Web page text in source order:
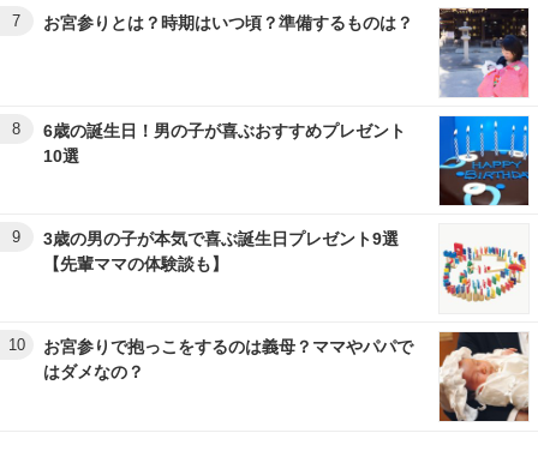
7 お宮参りとは？時期はいつ頃？準備するものは？
8
6歳の誕生日！男の子が喜ぶおすすめプレゼント
10選
9
3歳の男の子が本気で喜ぶ誕生日プレゼント9選
【先輩ママの体験談も】
10
お宮参りで抱っこをするのは義母？ママやパパで
はダメなの？